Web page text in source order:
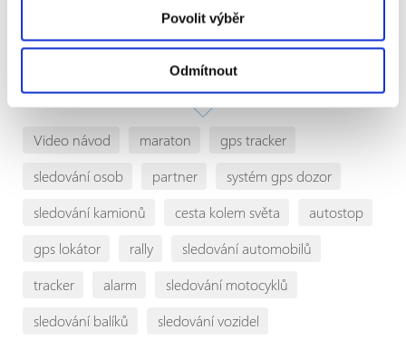
Povolit výběr
Odmítnout
Štítky
Video návod maraton
gps tracker
sledování osob
partner
systém gps dozor
sledování kamionů
cesta kolem světa
autostop
gps lokátor
rally
sledování automobilů
tracker
alarm
sledování motocyklů
sledování balíků
sledování vozidel